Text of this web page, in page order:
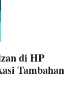
di HP
Tambahan